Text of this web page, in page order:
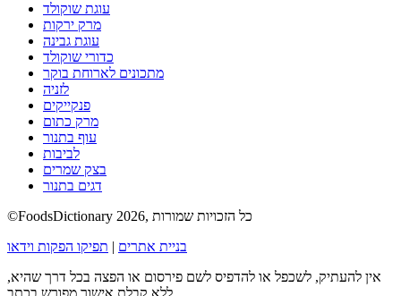
עוגת שוקולד
מרק ירקות
עוגת גבינה
כדורי שוקולד
מתכונים לארוחת בוקר
לזניה
פנקייקים
מרק כתום
עוף בתנור
לביבות
בצק שמרים
דגים בתנור
©FoodsDictionary 2026, כל הזכויות שמורות
בניית אתרים | תפיקו הפקות וידאו
אין להעתיק, לשכפל או להדפיס לשם פירסום או הפצה בכל דרך שהיא,
ללא קבלת אישור מפורש בכתב